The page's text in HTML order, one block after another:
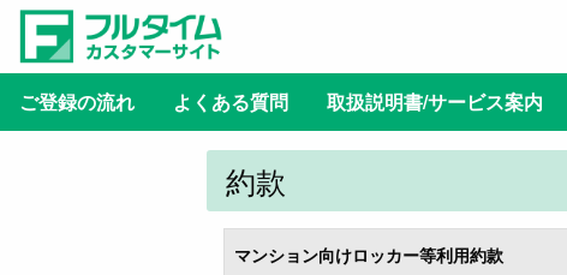
ご登録の流れ よくある質問 取扱説明書/サービス案内
約款
マンション向けロッカー等利用約款